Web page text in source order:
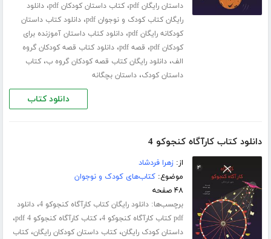
داستان رایگان pdf
،کتاب داستان کودکان pdf ،دانلود
رایگان کتاب کودک و نوجوان pdf
،دانلود کتاب داستان
کودکانه رایگان pdf
،دانلود کتاب داستان آموزنده برای
کودکان pdf
، قصه pdf ،دانلود کتاب قصه کودکان گروه
الف،دانلود رایگان کتاب قصه کودکان گروه ب،کتاب
داستان کودک،داستان بچگانه
دانلود کتاب
دانلود کتاب کارآگاه کنجوکو 4
از:زهرا فردشاد
موضوع:کتاب‌های کودک و نوجوان
۴۸ صفحه
برچسب‌ها:دانلود رایگان کتاب کارآگاه کنجوکو 4 ،دانلود
pdf کتاب کارآگاه کنجوکو 4
،کتاب کارآگاه کنجوکو 4 pdf ،
داستان کودک رایگان،کتاب داستان کودکان رایگان،کتاب